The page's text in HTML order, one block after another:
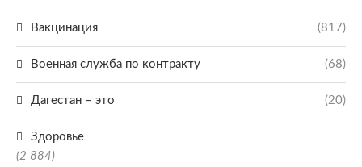
Вакцинация (817)
Военная служба по контракту (68)
Дагестан – это (20)
Здоровье
(2 884)